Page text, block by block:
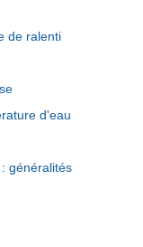
de ralenti
d'eau
généralités